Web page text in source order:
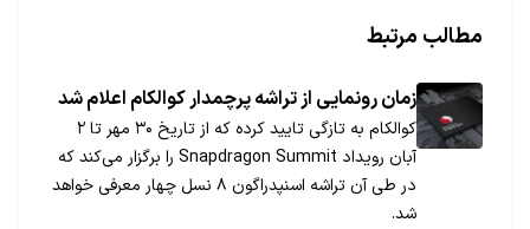
مطالب مرتبط
زمان رونمایی از تراشه پرچمدار کوالکام اعلام شد
کوالکام به تازگی تایید کرده که از تاریخ ۳۰ مهر تا ۲
آبان رویداد Snapdragon Summit را برگزار می‌کند که
در طی آن تراشه اسنپدراگون ۸ نسل چهار معرفی خواهد
شد.